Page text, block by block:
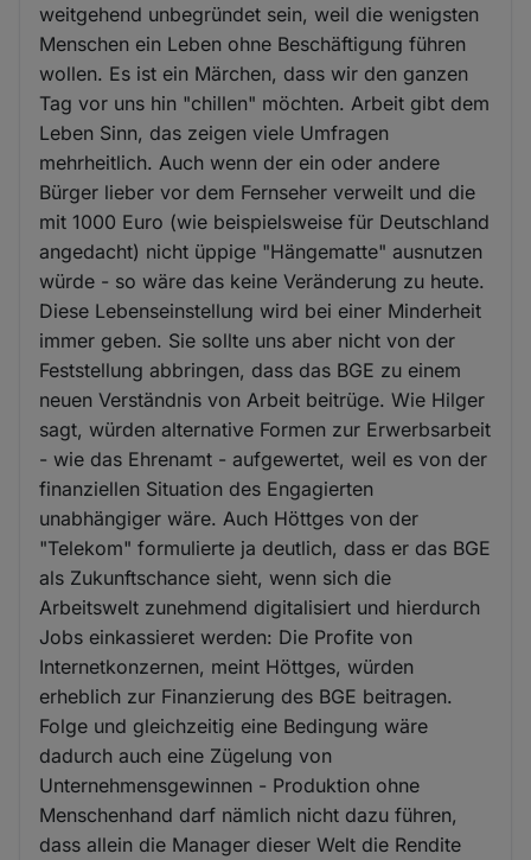
weitgehend unbegründet sein, weil die wenigsten
Menschen ein Leben ohne Beschäftigung führen
wollen. Es ist ein Märchen, dass wir den ganzen
Tag vor uns hin "chillen" möchten. Arbeit gibt dem
Leben Sinn, das zeigen viele Umfragen
mehrheitlich. Auch wenn der ein oder andere
Bürger lieber vor dem Fernseher verweilt und die
mit 1000 Euro (wie beispielsweise für Deutschland
angedacht) nicht üppige "Hängematte" ausnutzen
würde - so wäre das keine Veränderung zu heute.
Diese Lebenseinstellung wird bei einer Minderheit
immer geben. Sie sollte uns aber nicht von der
Feststellung abbringen, dass das BGE zu einem
neuen Verständnis von Arbeit beitrüge. Wie Hilger
sagt, würden alternative Formen zur Erwerbsarbeit
- wie das Ehrenamt - aufgewertet, weil es von der
finanziellen Situation des Engagierten
unabhängiger wäre. Auch Höttges von der
"Telekom" formulierte ja deutlich, dass er das BGE
als Zukunftschance sieht, wenn sich die
Arbeitswelt zunehmend digitalisiert und hierdurch
Jobs einkassieret werden: Die Profite von
Internetkonzernen, meint Höttges, würden
erheblich zur Finanzierung des BGE beitragen.
Folge und gleichzeitig eine Bedingung wäre
dadurch auch eine Zügelung von
Unternehmensgewinnen - Produktion ohne
Menschenhand darf nämlich nicht dazu führen,
dass allein die Manager dieser Welt die Rendite